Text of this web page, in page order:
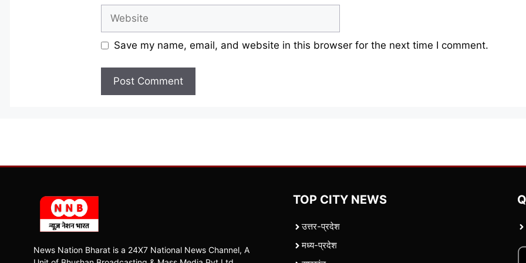
Save my name, email, and website in this browser for the next time I comment.
News Nation Bharat is a 24X7 National News Channel, A
TOP CITY NEWS
उत्तर-प्रदेश
मध्य-प्रदेश